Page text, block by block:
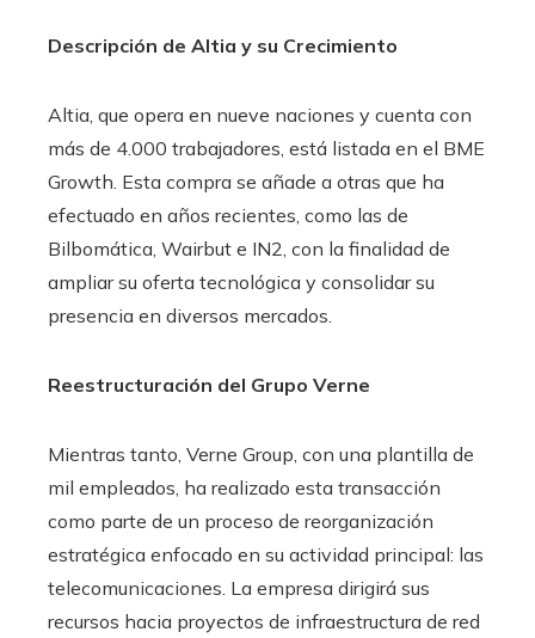
Descripción de Altia y su Crecimiento
Altia, que opera en nueve naciones y cuenta con
más de 4.000 trabajadores, está listada en el BME
Growth. Esta compra se añade a otras que ha
efectuado en años recientes, como las de
Bilbomática, Wairbut e IN2, con la finalidad de
ampliar su oferta tecnológica y consolidar su
presencia en diversos mercados.
Reestructuración del Grupo Verne
Mientras tanto, Verne Group, con una plantilla de
mil empleados, ha realizado esta transacción
como parte de un proceso de reorganización
estratégica enfocado en su actividad principal: las
telecomunicaciones. La empresa dirigirá sus
recursos hacia proyectos de infraestructura de red